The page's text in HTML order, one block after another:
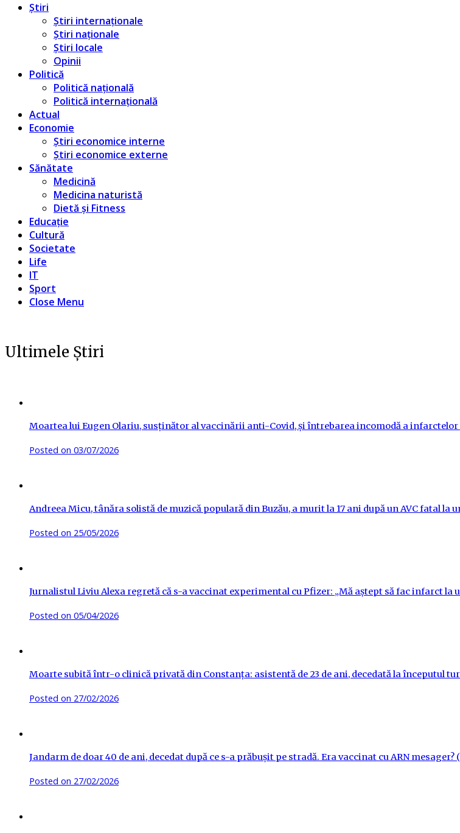
Știri
Știri internaționale
Știri naționale
Știri locale
Opinii
Politică
Politică națională
Politică internațională
Actual
Economie
Știri economice interne
Știri economice externe
Sănătate
Medicină
Medicina naturistă
Dietă și Fitness
Educație
Cultură
Societate
Life
IT
Sport
Close Menu
Ultimele Știri
Moartea lui Eugen Olariu, susținător al vaccinării anti-Covid, și întrebarea incomodă a
Posted on 03/07/2026
Andreea Micu, tânăra solistă de muzică populară din Buzău, a murit la 17 ani după un AVC fatal la
Posted on 25/05/2026
Jurnalistul Liviu Alexa regretă că s-a vaccinat experimental cu Pfizer: „Mă aștept să fac infarct la
Posted on 05/04/2026
Moarte subită într-o clinică privată din Constanța: asistentă de 23 de ani, decedată la începutul
Posted on 27/02/2026
Jandarm de doar 40 de ani, decedat după ce s-a prăbușit pe stradă. Era vaccinat cu ARN mesager?
Posted on 27/02/2026